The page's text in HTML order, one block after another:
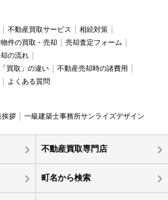
不動産買取サービス
相続対策
件の買取・売却
売却査定フォーム
の流れ
買取」の違い
不動産売却時の諸費用
よくある質問
挨拶 一級建築士事務所サンライズデザイン
不動産買取専門店
町名から検索